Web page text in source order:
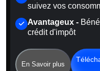
suivez vos
Avantageux -
crédit d'impôt
En Savoir plus